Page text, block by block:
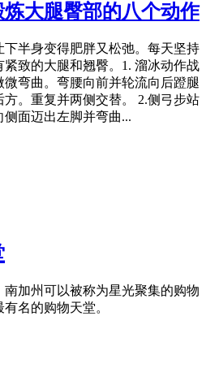
大腿臀部的八个动作
半身变得肥胖又松弛。每天坚持
致的大腿和翘臀。1. 溜冰动作战
弯曲。弯腰向前并轮流向后蹬腿
。重复并两侧交替。 2.侧弓步站
面迈出左脚并弯曲...
加州可以被称为星光聚集的购物
名的购物天堂。